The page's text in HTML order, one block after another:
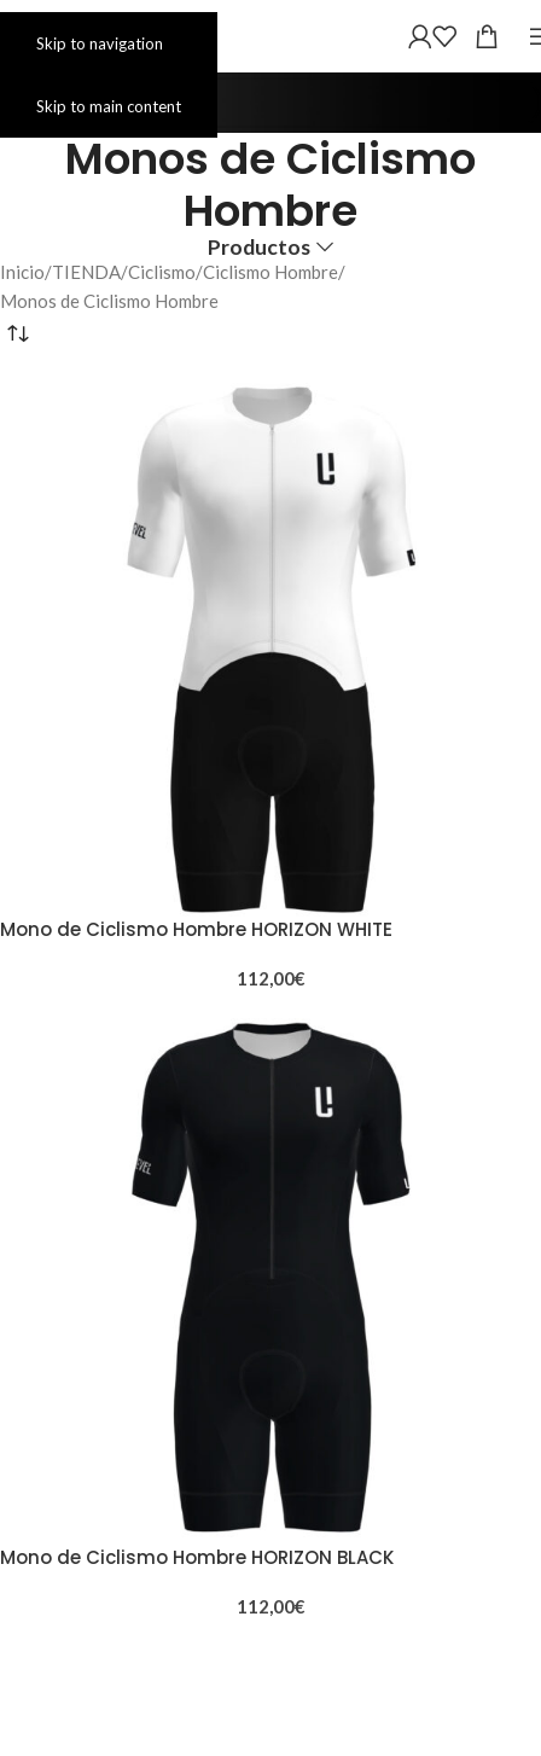
Skip to navigation
Skip to main content
Monos de Ciclismo
Hombre
Productos
Inicio TIENDA Ciclismo Ciclismo Hombre
Monos de Ciclismo Hombre
Mono de Ciclismo Hombre HORIZON WHITE
112,00€
Mono de Ciclismo Hombre HORIZON BLACK
112,00€